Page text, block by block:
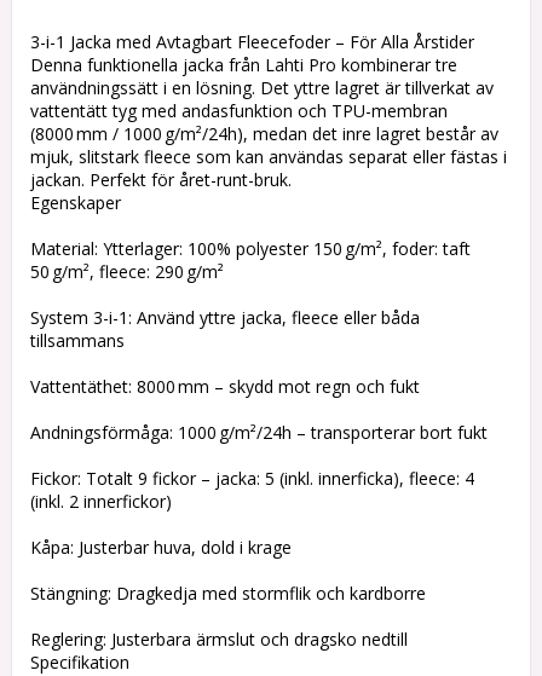
Lägg till i favoritlistan
3-i-1 Jacka med Avtagbart Fleecefoder – För Alla Årstider
Denna funktionella jacka från Lahti Pro kombinerar tre
användningssätt i en lösning. Det yttre lagret är tillverkat av
vattentätt tyg med andasfunktion och TPU-membran
(8000 mm / 1000 g/m²/24h), medan det inre lagret består av
mjuk, slitstark fleece som kan användas separat eller fästas i
jackan. Perfekt för året-runt-bruk.
Egenskaper
Material: Ytterlager: 100% polyester 150 g/m², foder: taft
50 g/m², fleece: 290 g/m²
System 3-i-1: Använd yttre jacka, fleece eller båda
tillsammans
Vattentäthet: 8000 mm – skydd mot regn och fukt
Andningsförmåga: 1000 g/m²/24h – transporterar bort fukt
Fickor: Totalt 9 fickor – jacka: 5 (inkl. innerficka), fleece: 4
(inkl. 2 innerfickor)
Kåpa: Justerbar huva, dold i krage
Stängning: Dragkedja med stormflik och kardborre
Reglering: Justerbara ärmslut och dragsko nedtill
Specifikation